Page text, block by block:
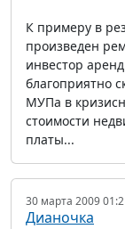
К примеру в
произведен
инвестор
благоприятно
МУПа в
стоимости
платы...
30 марта 2009
Дианочка